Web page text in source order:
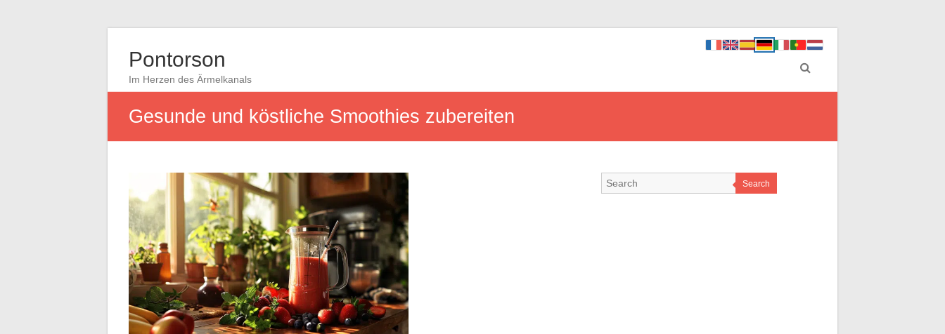
Pontorson
Im Herzen des Ärmelkanals
Gesunde und köstliche Smoothies zubereiten
Search